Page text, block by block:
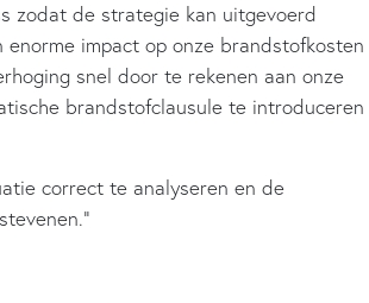
zodat de strategie kan uitgevoerd
impact op onze brandstofkosten
snel door te rekenen aan onze
brandstofclausule te introduceren
correct te analyseren en de